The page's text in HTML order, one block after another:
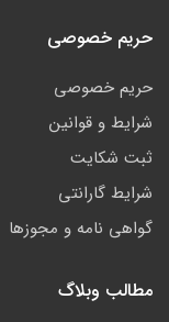
حریم خصوصی
حریم خصوصی
شرایط و قوانین
ثبت شکایت
شرایط گارانتی
گواهی نامه و مجوزها
مطالب وبلاگ